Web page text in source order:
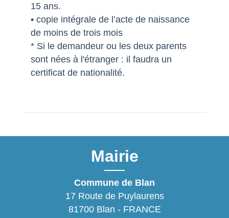
15 ans.
• copie intégrale de l’acte de naissance
de moins de trois mois
* Si le demandeur ou les deux parents
sont nées à l'étranger : il faudra un
certificat de nationalité.
Mairie
Commune de Blan
17 Route de Puylaurens
81700 Blan - FRANCE